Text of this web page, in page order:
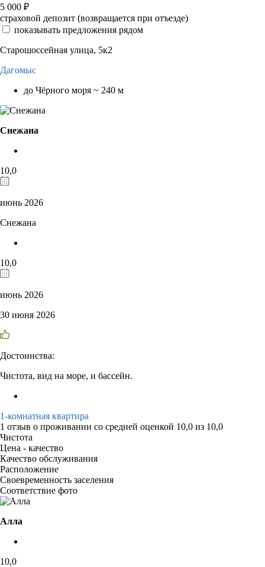
5 000 ₽
страховой депозит (возвращается при отъезде)
показывать предложения рядом
Старошоссейная улица, 5к2
Дагомыс
до Чёрного моря ~ 240 м
Снежана
10,0
июнь 2026
Снежана
10,0
июнь 2026
30 июня 2026
Достоинства:
Чистота, вид на море, и бассейн.
1-комнатная квартира
1 отзыв о проживании со средней оценкой 10,0 из 10,0
Чистота
Цена - качество
Качество обслуживания
Расположение
Своевременность заселения
Соответствие фото
Алла
10,0